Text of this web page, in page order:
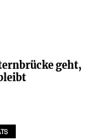
geht,